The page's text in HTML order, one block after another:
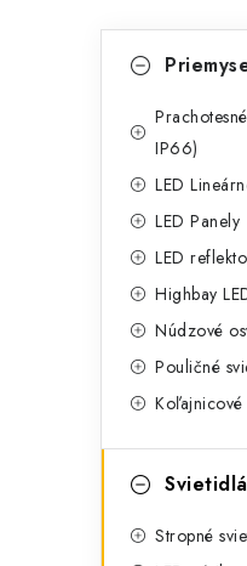
l
kategórie
IP66)
LED
LED Panely
LED
Highbay
Núdzové
Pouličné
Koľajnicové
Svietidlá
Stropné